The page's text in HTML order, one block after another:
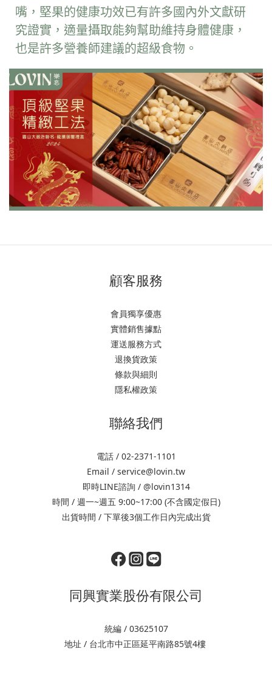
嘴，堅果的健康功效已有許多國內外文獻研
究證實，適量攝取能夠幫助維持身體健康，
也是許多營養師建議的超級食物。
顧客服務
會員獨享優惠
實體銷售據點
運送服務方式
退換貨政策
條款與細則
隱私權政策
聯絡我們
電話 / 02-2371-1101
Email / service@lovin.tw
即時LINE諮詢 / @lovin1314
時間 / 週一~週五 9:00~17:00 (不含國定假日)
出貨時間 / 下單後3個工作日內完成出貨
同興實業股份有限公司
統編 / 03625107
地址 / 台北市中正區延平南路85號4樓